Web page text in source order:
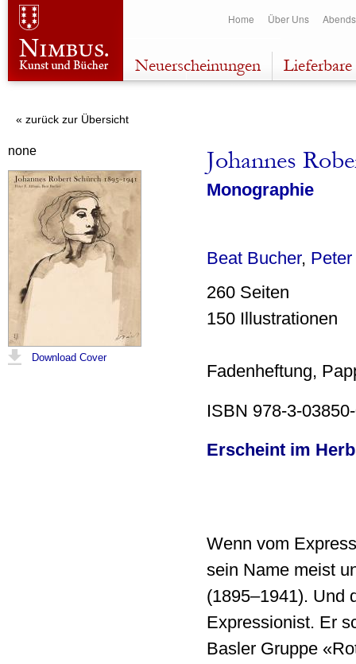
Home Über Uns
Neuerscheinungen
none
Download Cover
« zurück zur Übersicht
Johannes
Monographie
Beat Bucher, Peter
260 Seiten
150 Illustrationen
Fadenheftung,
ISBN 978-3-
Erscheint im
Wenn vom
sein Name meist
(1895–1941). Und
Expressionist. Er
Basler Gruppe